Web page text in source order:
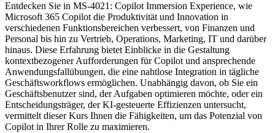
Entdecken Sie in MS-4021: Copilot Immersion Experience, wie
Microsoft 365 Copilot die Produktivität und Innovation in
verschiedenen Funktionsbereichen verbessert, von Finanzen und
Personal bis hin zu Vertrieb, Operations, Marketing, IT und darüber
hinaus. Diese Erfahrung bietet Einblicke in die Gestaltung
kontextbezogener Aufforderungen für Copilot und ansprechende
Anwendungsfallübungen, die eine nahtlose Integration in tägliche
Geschäftsworkflows ermöglichen. Unabhängig davon, ob Sie ein
Geschäftsbenutzer sind, der Aufgaben optimieren möchte, oder ein
Entscheidungsträger, der KI-gesteuerte Effizienzen untersucht,
vermittelt dieser Kurs Ihnen die Fähigkeiten, um das Potenzial von
Copilot in Ihrer Rolle zu maximieren.